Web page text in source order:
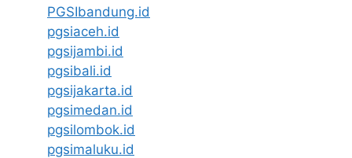
PGSIbandung.id
pgsiaceh.id
pgsijambi.id
pgsibali.id
pgsijakarta.id
pgsimedan.id
pgsilombok.id
pgsimaluku.id